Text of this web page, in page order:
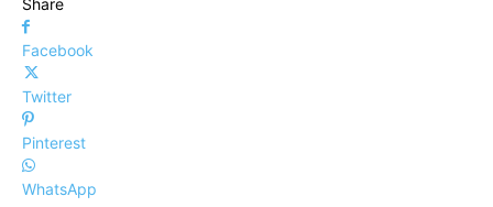
Share
Facebook
Twitter
Pinterest
WhatsApp